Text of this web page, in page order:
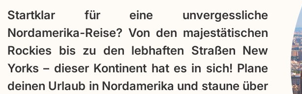
Startklar für eine unvergessliche
Nordamerika-Reise? Von den majestätischen
Rockies bis zu den lebhaften Straßen New
Yorks – dieser Kontinent hat es in sich! Plane
deinen Urlaub in Nordamerika und staune über